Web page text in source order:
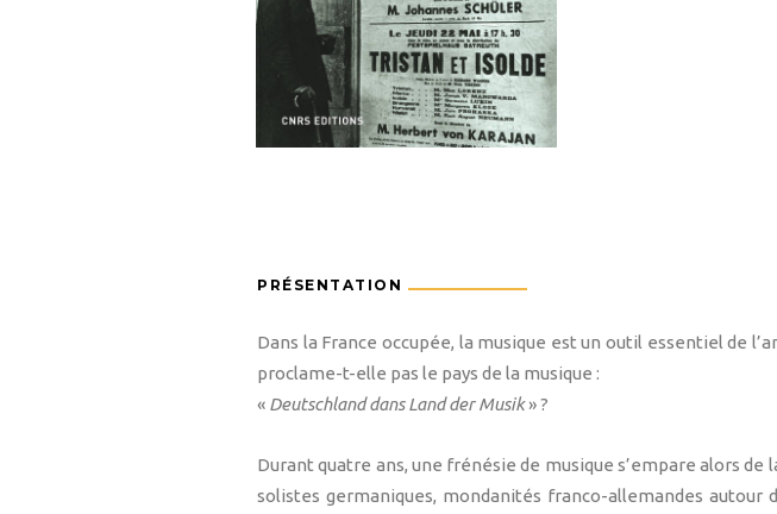
PRÉSENTATION
Dans la France occupée, la musique est un outil essentiel de
proclame-t-elle pas le pays de la musique :
« Deutschland dans Land der Musik» ?
Durant quatre ans, une frénésie de musique s’empare alors
solistes germaniques, mondanités franco-allemandes